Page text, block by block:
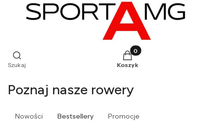
Otwórz wyszukiwarkę
Szukaj
Produkty w koszyku: 0.
Koszyk
Poznaj nasze rowery
Nowości Bestsellery Promocje